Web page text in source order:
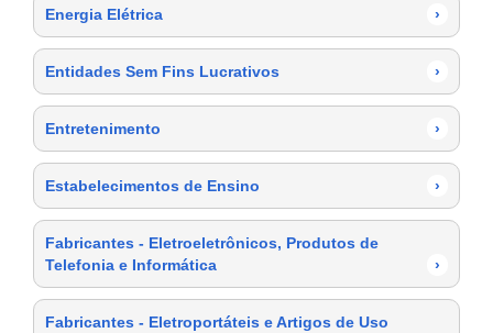
Energia Elétrica ›
Entidades Sem Fins Lucrativos ›
Entretenimento ›
Estabelecimentos de Ensino ›
Fabricantes - Eletroeletrônicos, Produtos de
Telefonia e Informática
›
Fabricantes - Eletroportáteis e Artigos de Uso